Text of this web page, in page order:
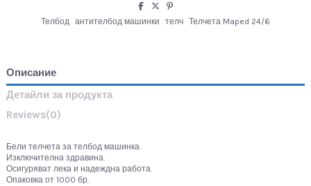
Телбод антителбод машинки телч Телчета Maped 24/6
Описание
Детайли за продукта
Reviews(0)
Бели телчета за телбод машинка.
Изключителна здравина.
Осигуряват лека и надеждна работа.
Опаковка от 1000 бр.